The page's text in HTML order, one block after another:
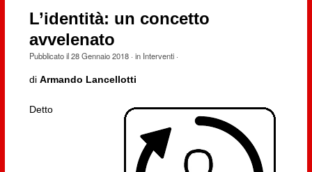
L’identità: un concetto
avvelenato
Pubblicato il28 Gennaio 2018· in Interventi·
di Armando Lancellotti
Detto